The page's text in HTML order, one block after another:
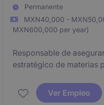
Permanente
MXN40,000 -
MXN600,000 per year)
Responsable de
estratégico de materias
proveedores nacionales
negociando
Ver Empleo